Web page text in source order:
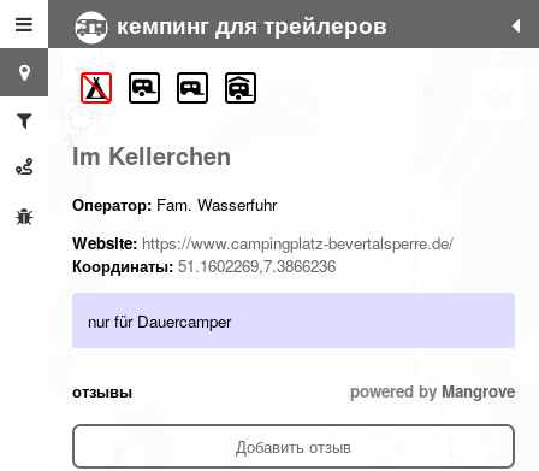
кемпинг для трейлеров
Im Kellerchen
Оператор: Fam. Wasserfuhr
Website: https://www.campingplatz-bevertalsperre.de/
Координаты: 51.1602269,7.3866236
nur für Dauercamper
отзывы powered by Mangrove
Добавить отзыв
+
−